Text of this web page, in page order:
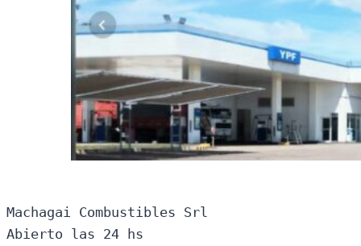
Machagai Combustibles Srl
Abierto las 24 hs